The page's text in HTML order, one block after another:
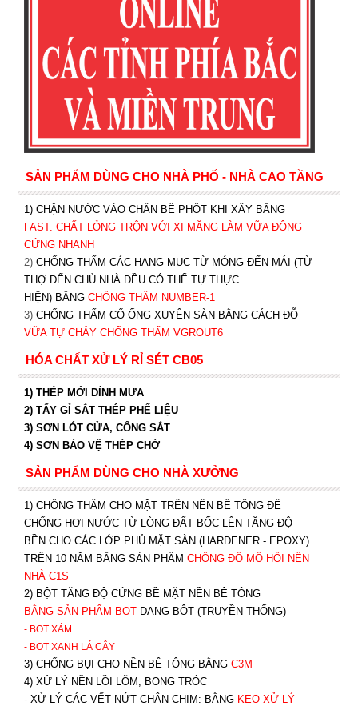
SẢN PHẨM DÙNG CHO NHÀ PHỐ - NHÀ CAO TẦNG
1) CHẶN NƯỚC VÀO CHÂN BỂ PHỐT KHI XÂY BẰNG
FAST. CHẤT LỎNG TRỘN VỚI XI MĂNG LÀM VỮA ĐÔNG
CỨNG NHANH
2) CHỐNG THẤM CÁC HẠNG MỤC TỪ MÓNG ĐẾN MÁI (TỪ
THỢ ĐẾN CHỦ NHÀ ĐỀU CÓ THỂ TỰ THỰC
HIỆN) BẰNG CHỐNG THẤM NUMBER-1
3) CHỐNG THẤM CỔ ỐNG XUYÊN SÀN BẰNG CÁCH ĐỖ
VỮA TỰ CHẢY CHỐNG THẤM VGROUT6
HÓA CHẤT XỬ LÝ RỈ SÉT CB05
1) THÉP MỚI DÍNH MƯA
2) TẨY GỈ SẮT THÉP PHẾ LIỆU
3) SƠN LÓT CỬA, CỔNG SẮT
4) SƠN BẢO VỆ THÉP CHỜ
SẢN PHẨM DÙNG CHO NHÀ XƯỞNG
1) CHỐNG THẤM CHO MẶT TRÊN NỀN BÊ TÔNG ĐỂ
CHỐNG HƠI NƯỚC TỪ LÒNG ĐẤT BỐC LÊN TĂNG ĐỘ
BỀN CHO CÁC LỚP PHỦ MẶT SÀN (HARDENER - EPOXY)
TRÊN 10 NĂM BẰNG SẢN PHẨM CHỐNG ĐỔ MỒ HÔI NỀN
NHÀ C1S
2) BỘT TĂNG ĐỘ CỨNG BỀ MẶT NỀN BÊ TÔNG
BẰNG SẢN PHẨM BOTDẠNG BỘT (TRUYỀN THỐNG)
- BOT XÁM
- BOT XANH LÁ CÂY
3) CHỐNG BỤI CHO NỀN BÊ TÔNG BẰNG C3M
4) XỬ LÝ NỀN LỒI LÕM, BONG TRÓC
- XỬ LÝ CÁC VẾT NỨT CHÂN CHIM: BẰNG K EO XỬ LÝ